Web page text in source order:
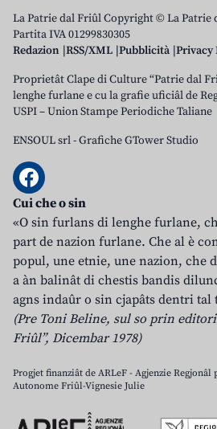
La Patrie dal Friûl Copyright © La Patrie
Partita IVA 01299830305
Redazion RSS/XML Pubblicità Privacy
Proprietât Clape di Culture “Patrie dal
lenghe furlane e cu la grafie uficiâl de
USPI – Union Stampe Periodiche Taliane
ENSOUL srl-Grafiche GTower Studio
Cui che o sin
«O sin furlans di lenghe furlane,
part de nazion furlane. Che al è
popul, une etnie, une nazion, che
a àn balinât di chestis bandis
agns indaûr o sin cjapâts dentri tal
(Pre Toni Beline, sul so prin
Friûl”, Dicembar 1978)
Progjet finanziât de ARLeF - Agjenzie Regjonâl
Autonome Friûl-Vignesie Julie